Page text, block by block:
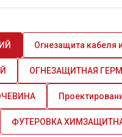
Огнезащита кабеля
ОГНЕЗАЩИТНАЯ
ФУТЕРОВКА